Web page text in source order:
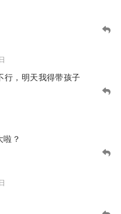
行，明天我得带孩子
啦？